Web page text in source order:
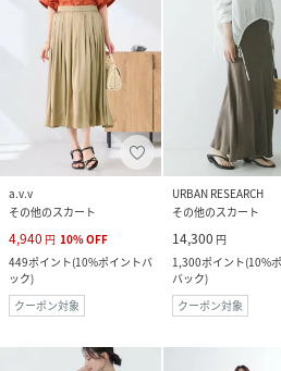
a.v.v
その他のスカート
4,940 円 10%OFF
449ポイント(10%ポイントバ
ック)
クーポン対象
URBAN RESEARCH
その他のスカート
14,300 円
1,300ポイント(10%
バック)
クーポン対象